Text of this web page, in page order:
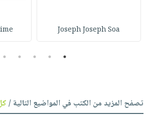
Joseph Joseph Soa
1
2
3
4
5
تصفح المزيد من الكتب في المواضيع التالية /